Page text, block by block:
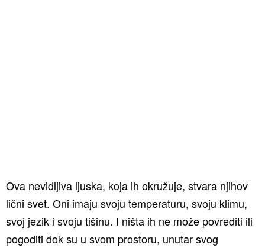
Ova nevidljiva ljuska, koja ih okružuje, stvara njihov
lični svet. Oni imaju svoju temperaturu, svoju klimu,
svoj jezik i svoju tišinu. I ništa ih ne može povrediti ili
pogoditi dok su u svom prostoru, unutar svog